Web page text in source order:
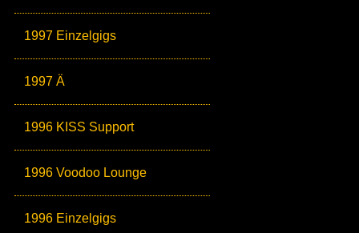
1997 Einzelgigs
1997 Ä
1996 KISS Support
1996 Voodoo Lounge
1996 Einzelgigs